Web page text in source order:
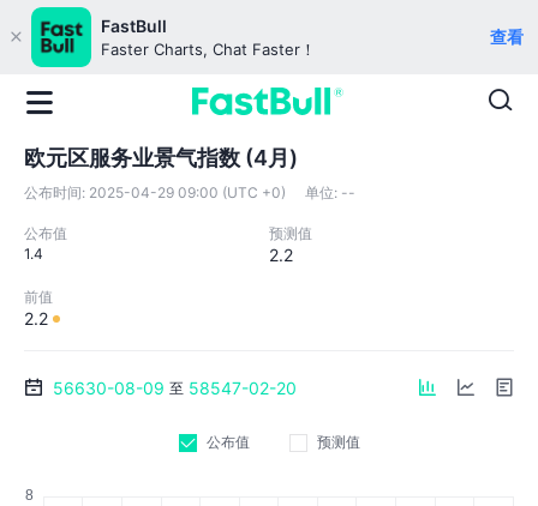
FastBull
Faster Charts, Chat Faster！
查看
欧元区服务业景气指数 (4月)
公布时间: 2025-04-29 09:00 (UTC +0) 单位: --
公布值
1.4
预测值
2.2
前值
2.2
56630-08-09 至 58547-02-20
公布值 预测值